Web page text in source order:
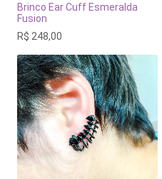
Brinco Ear Cuff Esmeralda
Fusion
R$ 248,00